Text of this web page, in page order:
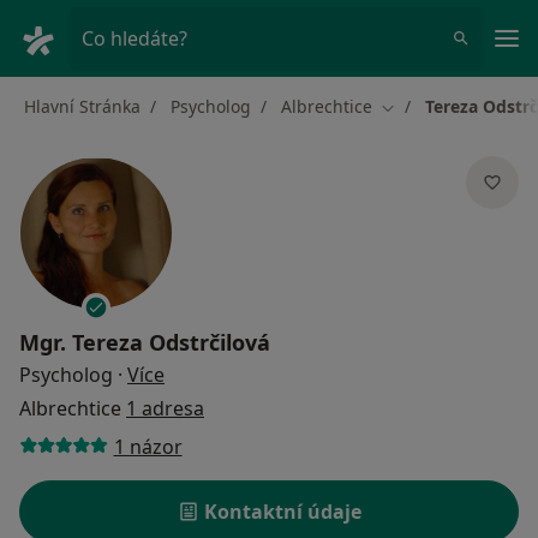
Co hledáte?
Hlavní Stránka Psycholog Albrechtice Změna města
Tereza
Mgr. Tereza Odstrčilová
Psycholog · Více
Albrechtice 1 adresa
1 názor
Kontaktní údaje